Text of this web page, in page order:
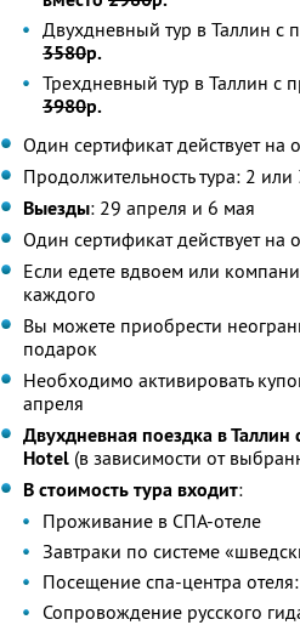
Двухдневный тур в Таллин с
3580р.
Трехдневный тур в Таллин с
3980р.
Один сертификат действует на
Продолжительность тура: 2
Выезды: 29 апреля и 6 мая
Один сертификат действует на
Если едете вдвоем или
каждого
Вы можете приобрести
подарок
Необходимо активировать
апреля
Двухдневная поездка в
Hotel (в зависимости от
В стоимость тура входит:
Проживание в СПА-отеле
Завтраки по системе
Посещение спа-центра
Сопровождение русского